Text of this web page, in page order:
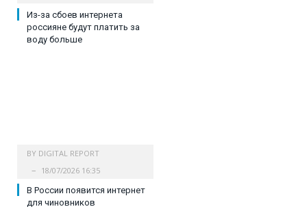
Из-за сбоев интернета
россияне будут платить за
воду больше
BY DIGITAL REPORT
18/07/2026 16:35
В России появится интернет
для чиновников